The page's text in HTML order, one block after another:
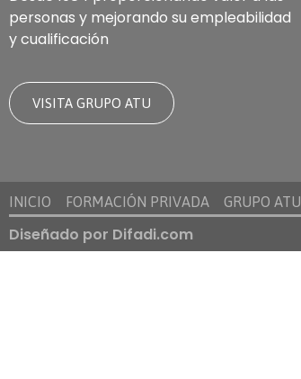
personas y mejorando su empleabilidad
y cualificación
VISITA GRUPO ATU
INICIO FORMACIÓN PRIVADA GRUPO ATU
Diseñado por Difadi.com